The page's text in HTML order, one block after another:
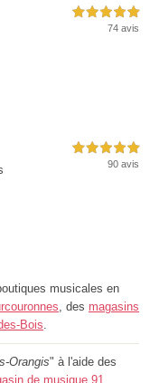
5,0 étoiles sur 5
74 avis
5,0 étoiles sur 5
90 avis
musicales en
, des magasins
Bois
Orangis" à l'aide des
de musique 91